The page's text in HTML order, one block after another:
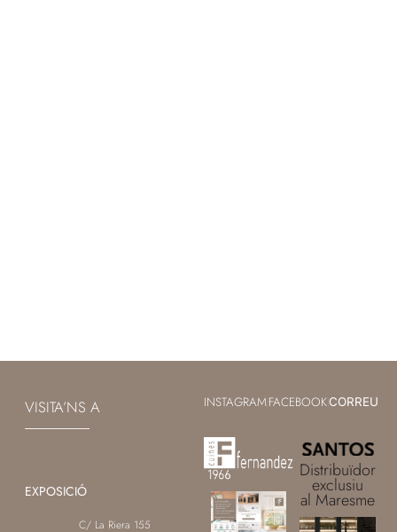
VISITA’NS A
EXPOSICIÓ
C/ La Riera 155
INSTAGRAMFACEBOOKCORREU
Distribuïdor
exclusiu
al Maresme